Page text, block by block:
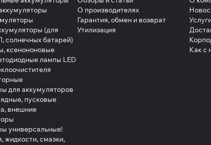
(для
солнечных батарей)
ксенононовые
лампы LED
для аккумуляторов
пусковые
внешние
универсальные!
жидкости, смазки,
О производителях
Гарантия, обмен и возврат
Утилизация
Как с